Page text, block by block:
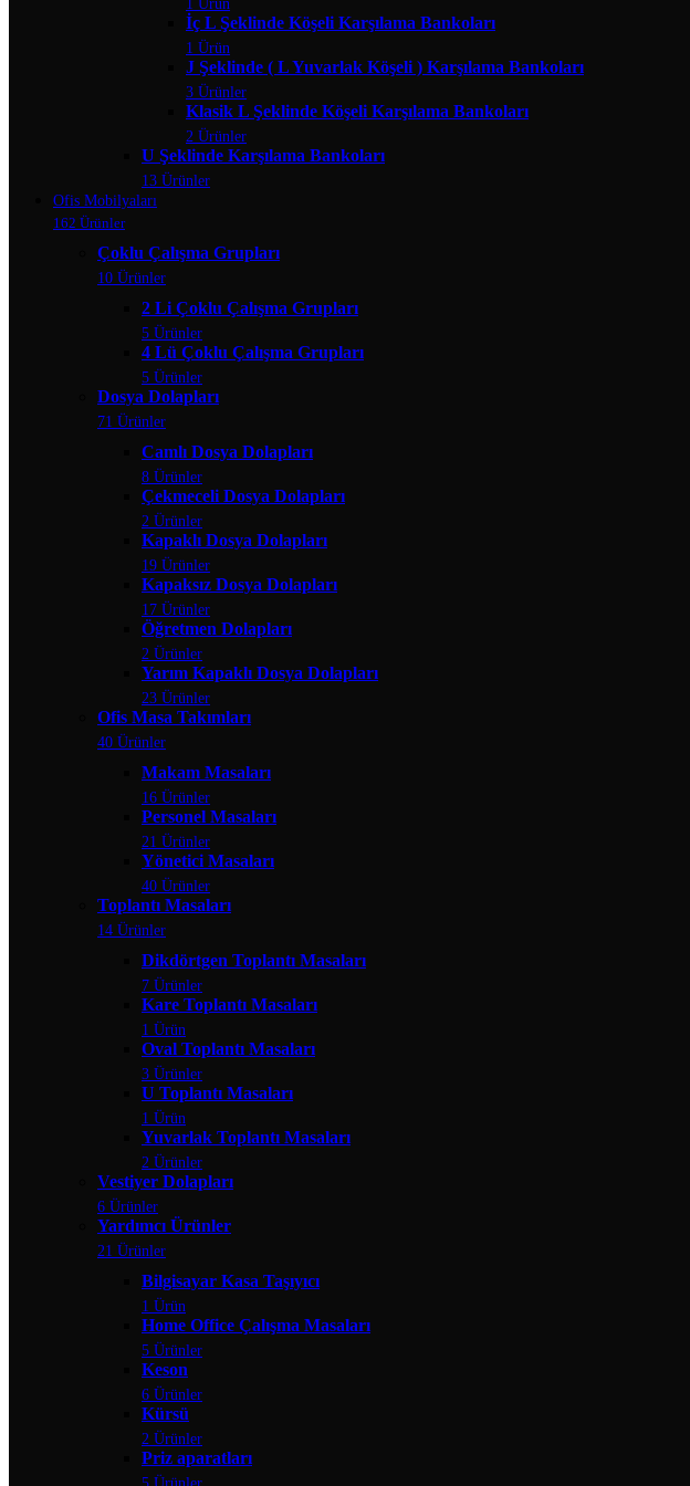
İç L Şeklinde Köşeli Karşılama Bankoları
1 Ürün
J Şeklinde ( L Yuvarlak Köşeli ) Karşılama Bankoları
3 Ürünler
Klasik L Şeklinde Köşeli Karşılama Bankoları
2 Ürünler
U Şeklinde Karşılama Bankoları
13 Ürünler
Ofis Mobilyaları
162 Ürünler
Çoklu Çalışma Grupları
10 Ürünler
2 Li Çoklu Çalışma Grupları
5 Ürünler
4 Lü Çoklu Çalışma Grupları
5 Ürünler
Dosya Dolapları
71 Ürünler
Camlı Dosya Dolapları
8 Ürünler
Çekmeceli Dosya Dolapları
2 Ürünler
Kapaklı Dosya Dolapları
19 Ürünler
Kapaksız Dosya Dolapları
17 Ürünler
Öğretmen Dolapları
2 Ürünler
Yarım Kapaklı Dosya Dolapları
23 Ürünler
Ofis Masa Takımları
40 Ürünler
Makam Masaları
16 Ürünler
Personel Masaları
21 Ürünler
Yönetici Masaları
40 Ürünler
Toplantı Masaları
14 Ürünler
Dikdörtgen Toplantı Masaları
7 Ürünler
Kare Toplantı Masaları
1 Ürün
Oval Toplantı Masaları
3 Ürünler
U Toplantı Masaları
1 Ürün
Yuvarlak Toplantı Masaları
2 Ürünler
Vestiyer Dolapları
6 Ürünler
Yardımcı Ürünler
21 Ürünler
Bilgisayar Kasa Taşıyıcı
1 Ürün
Home Office Çalışma Masaları
5 Ürünler
Keson
6 Ürünler
Kürsü
2 Ürünler
Priz aparatları